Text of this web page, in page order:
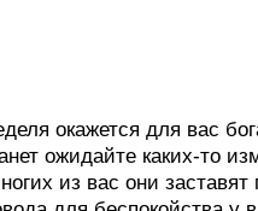
окажется для вас
ожидайте каких-то
из вас они заставят